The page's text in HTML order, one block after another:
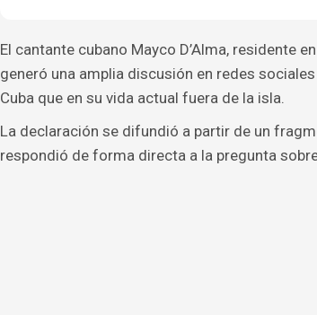
El cantante cubano Mayco D’Alma, residente
generó una amplia discusión en redes
Cuba que en su vida actual fuera de la isla.
La declaración se difundió a partir de un
respondió de forma directa a la pregunta